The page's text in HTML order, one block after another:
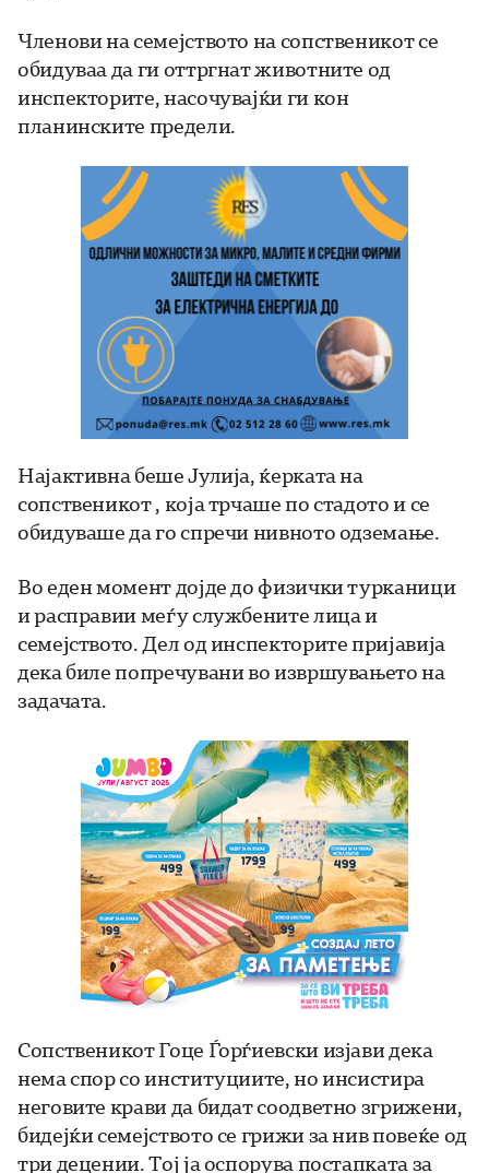
Членови на семејството на сопственикот се
обидуваа да ги оттргнат животните од
инспекторите, насочувајќи ги кон
планинските предели.
Најактивна беше Јулија, ќерката на
сопственикот , која трчаше по стадото и се
обидуваше да го спречи нивното одземање.
Во еден момент дојде до физички турканици
и расправии меѓу службените лица и
семејството. Дел од инспекторите пријавија
дека биле попречувани во извршувањето на
задачата.
Сопственикот Гоце Ѓорѓиевски изјави дека
нема спор со институциите, но инсистира
неговите крави да бидат соодветно згрижени,
бидејќи семејството се грижи за нив повеќе од
три децении. Тој ја оспорува постапката за